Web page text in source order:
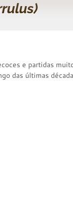
e partidas
das últimas